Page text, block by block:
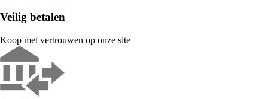
Veilig betalen
Koop met vertrouwen op onze site